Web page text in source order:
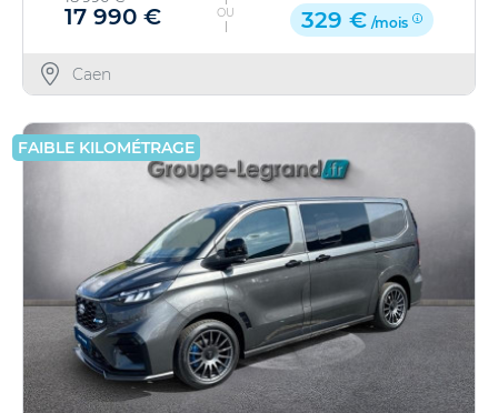
17 990 € OU 329 € /mois
Caen
FAIBLE KILOMÉTRAGE